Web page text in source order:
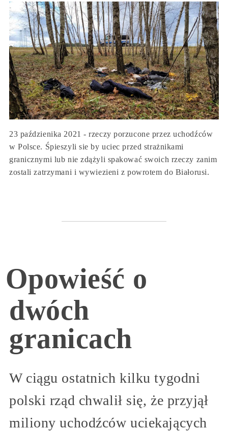
23 paździenika 2021 - rzeczy porzucone przez uchodźców
w Polsce. Śpieszyli sie by uciec przed strażnikami
granicznymi lub nie zdążyli spakować swoich rzeczy zanim
zostali zatrzymani i wywiezieni z powrotem do Białorusi.
Opowieść o
dwóch
granicach
W ciągu ostatnich kilku tygodni
polski rząd chwalił się, że przyjął
miliony uchodźców uciekających